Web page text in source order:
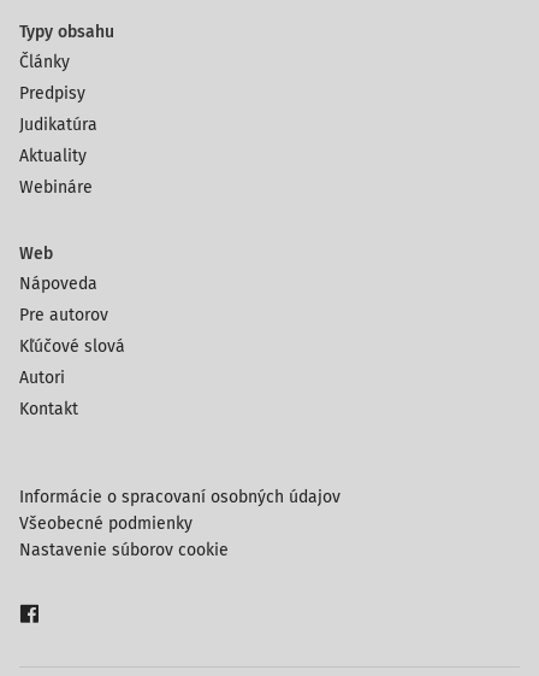
Typy obsahu
Články
Predpisy
Judikatúra
Aktuality
Webináre
Web
Nápoveda
Pre autorov
Kľúčové slová
Autori
Kontakt
Informácie o spracovaní osobných údajov
Všeobecné podmienky
Nastavenie súborov cookie